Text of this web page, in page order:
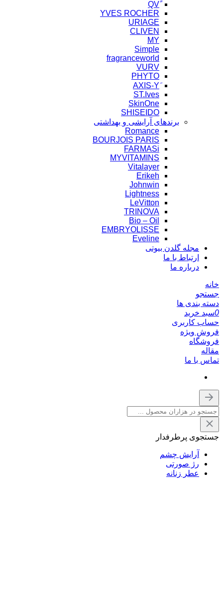
YVES ROCHER
URIAGE
CLIVEN
MY
Simple
fragranceworld
VURV
PHYTO
ST.Ives
SkinOne
SHISEIDO
برندهای آرایشی و بهداشتی
Romance
BOURJOIS PARIS
FARMASi
MYVITAMINS
Vitalayer
Erikeh
Johnwin
Lightness
LeVitton
TRINOVA
Bio – Oil
EMBRYOLISSE
Eveline
مجله گلدن بیوتی
ارتباط با ما
درباره ما
خانه
جستجو
دسته بندی ها
0سبد خرید
حساب کاربری
فروش ویژه
فروشگاه
مقاله
تماس با ما
جستجوی پرطرفدار
آرایش چشم
رژ صورتی
عطر زنانه